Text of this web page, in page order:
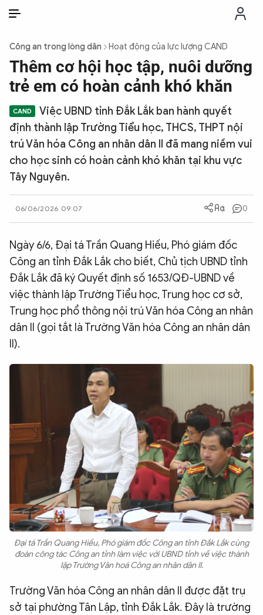
THỜI SỰ
CÔNG AN TRONG LÒNG DÂN
PHÁP LUẬT
CÔNG NGHỆ
QUỐC TẾ
VĂN HÓA - THỂ THAO
BẠN ĐỌC & CAND
Podcast
Video Ảnh
Infographic
An ninh thế giớiVăn nghệ Công an
Công an trong lòng dân Hoạt động của lực lượng CAND
Thêm cơ hội học tập, nuôi dưỡng
trẻ em có hoàn cảnh khó khăn
Việc UBND tỉnh Đắk Lắk ban hành quyết
định thành lập Trường Tiểu học, THCS, THPT nội
trú Văn hóa Công an nhân dân II đã mang niềm vui
cho học sinh có hoàn cảnh khó khăn tại khu vực
Tây Nguyên.
06/06/2026 09:07 0
Ngày 6/6, Đại tá Trần Quang Hiếu, Phó giám đốc
Công an tỉnh Đắk Lắk cho biết, Chủ tịch UBND tỉnh
Đắk Lắk đã ký Quyết định số 1653/QĐ-UBND về
việc thành lập Trường Tiểu học, Trung học cơ sở,
Trung học phổ thông nội trú Văn hóa Công an nhân
dân II (gọi tắt là Trường Văn hóa Công an nhân dân
II).
Đại tá Trần Quang Hiếu, Phó giám đốc Công an tỉnh Đắk Lắk cùng
đoàn công tác Công an tỉnh làm việc với UBND tỉnh về việc thành
lập Trường Văn hoá Công an nhân dân II.
Trường Văn hóa Công an nhân dân II được đặt trụ
sở tại phường Tân Lập, tỉnh Đắk Lắk. Đây là trường